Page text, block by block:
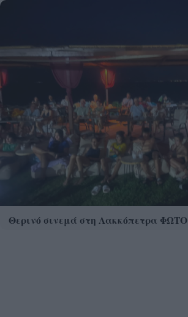
Θερινό σινεμά στη Λακκόπετρα ΦΩΤΟ